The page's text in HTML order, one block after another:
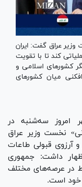
عراق گفت: ایران
کند تا با تقویت
کشور‌های اسلامی و
میان کشور‌های
امروز سه‌شنبه در
نخست وزیر عراق
آرزوی قبولی طاعات
داشت: جمهوری
در عرصه‌های مختلف
خود است.